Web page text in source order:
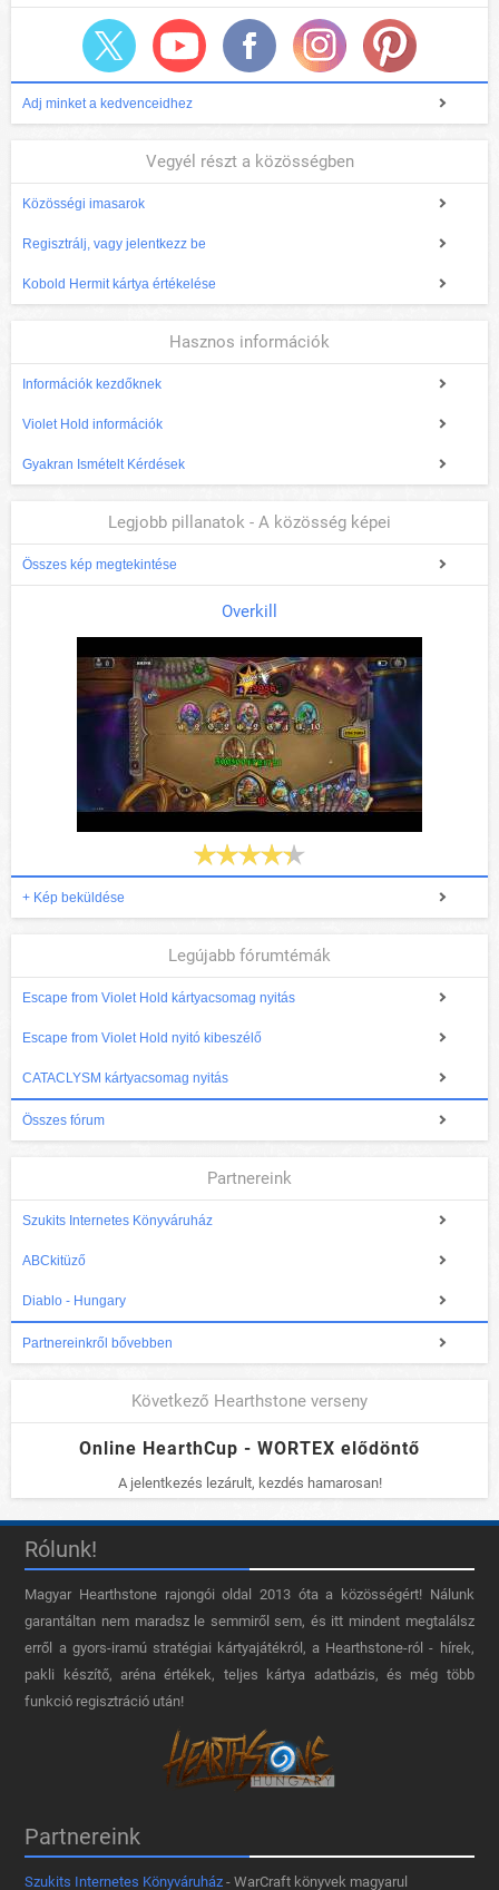
Adj minket a kedvenceidhez
Vegyél részt a közösségben
Közösségi imasarok
Regisztrálj, vagy jelentkezz be
Kobold Hermit kártya értékelése
Hasznos információk
Információk kezdőknek
Violet Hold információk
Gyakran Ismételt Kérdések
Legjobb pillanatok - A közösség képei
Összes kép megtekintése
Overkill
+ Kép beküldése
Legújabb fórumtémák
Escape from Violet Hold kártyacsomag nyitás
Escape from Violet Hold nyitó kibeszélő
CATACLYSM kártyacsomag nyitás
Összes fórum
Partnereink
Szukits Internetes Könyváruház
ABCkitüző
Diablo - Hungary
Partnereinkről bővebben
Következő Hearthstone verseny
Online HearthCup - WORTEX elődöntő
A jelentkezés lezárult, kezdés hamarosan!
Rólunk!
Magyar Hearthstone​ rajongói oldal 2013 óta a közösségért! Nálunk
garantáltan nem maradsz le semmiről sem, és itt mindent megtalálsz
erről a gyors-iramú stratégiai kártyajátékról, a Hearthstone-ról - hírek,
pakli készítő, aréna értékek, teljes kártya adatbázis, és még több
funkció regisztráció után!
Partnereink
Szukits Internetes Könyváruház - WarCraft könyvek magyarul